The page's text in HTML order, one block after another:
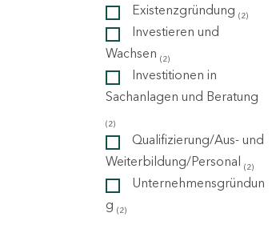
Existenzgründung (2)
Investieren und
Wachsen (2)
Investitionen in
Sachanlagen und Beratung
(2)
Qualifizierung/Aus- und
Weiterbildung/Personal (2)
Unternehmensgründun
g (2)